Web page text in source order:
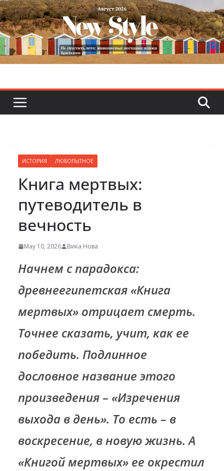
Skip
to
content
ИСТОРИЯ ЛЮБОПЫТНОЕ
Книга мертвых:
путеводитель в
вечность
May 10, 2026 Вика Нова
Начнем с парадокса:
древнеегипетская «Книга
мертвых» отрицает смерть.
Точнее сказать, учит, как ее
победить. Подлинное
дословное название этого
произведения – «Изречения
выхода в день». То есть – в
воскресение, в новую жизнь. А
«Книгой мертвых» ее окрестил